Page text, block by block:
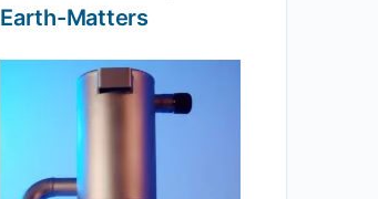
Earth-Matters